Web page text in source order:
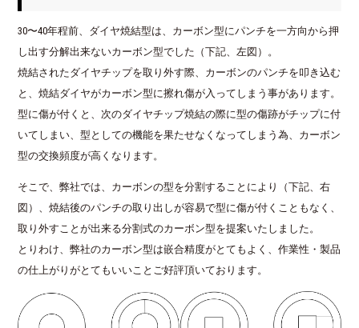
30〜40年程前、ダイヤ焼結型は、カーボン型にパンチを一方向から押
し出す分解出来ないカーボン型でした（下記、左図）。
焼結されたダイヤチップを取り外す際、カーボンのパンチを叩き込む
と、焼結ダイヤがカーボン型に擦れ傷が入ってしまう事があります。
型に傷が付くと、次のダイヤチップ焼結の際に型の傷跡がチップに付
いてしまい、型としての機能を果たせなくなってしまう為、カーボン
型の交換頻度が高くなります。
そこで、弊社では、カーボンの型を分割することにより（下記、右
図）、焼結後のパンチの取り出しが容易で型に傷が付くこともなく、
取り外すことが出来る分割式のカーボン型を提案いたしました。
とりわけ、弊社のカーボン型は嵌合精度がとてもよく、作業性・製品
の仕上がりがとてもいいことご好評頂いております。